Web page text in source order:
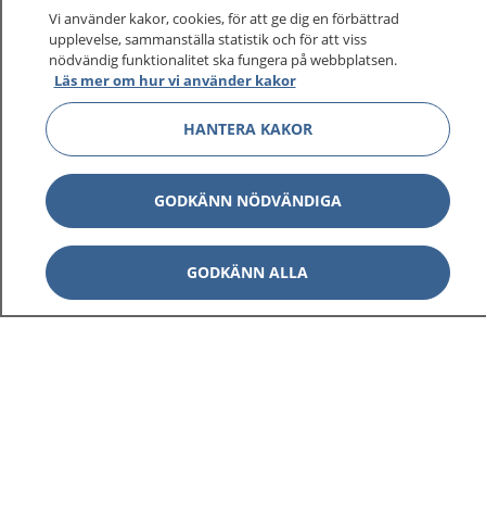
På 1177.se får du råd om hälsa och information om
sjukdomar och vilka mottagningar du kan kontakta.
Logga in för att läsa din journal och göra dina
vårdärenden. Ring telefonnummer 1177 för
sjukvårdsrådgivning dygnet runt.
1177 ger dig råd när du vill må bättre.
1177 på flera språk Visa
Vi använder kakor, cookies, för att ge dig en förbättrad
upplevelse, sammanställa statistik och för att viss
nödvändig funktionalitet ska fungera på webbplatsen.
Läs mer om hur vi använder kakor
HANTERA KAKOR
GODKÄNN NÖDVÄNDIGA
GODKÄNN ALLA